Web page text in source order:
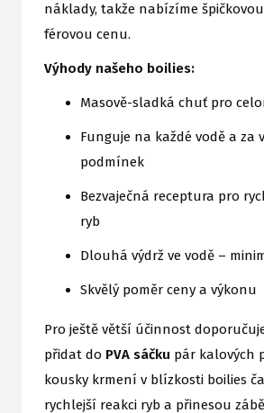
náklady, takže nabízíme
férovou cenu.
Výhody našeho boilies:
Masově-sladká chuť pro
Funguje na každé vodě a za
podmínek
Bezvaječná receptura pro
ryb
Dlouhá výdrž ve vodě –
Skvělý poměr ceny a výkonu
Pro ještě větší účinnost
přidat do PVA sáčku pár kalových
kousky krmení v blízkosti boilies
rychlejší reakci ryb a přinesou